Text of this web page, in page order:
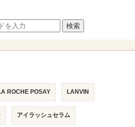
検索
ROCHE POSAY LANVIN
アイラッシュセラム